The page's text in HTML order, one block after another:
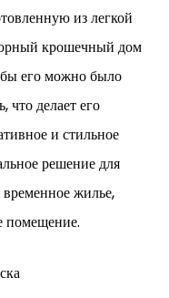
из легкой
крошечный дом
его можно было
что делает его
и стильное
решение для
жилье,
помещение.